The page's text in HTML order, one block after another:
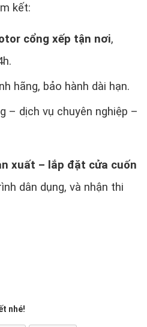
hãng, bảo hành dài hạn.
dịch vụ chuyên nghiệp –
dân dụng, và nhận thi
nhé!